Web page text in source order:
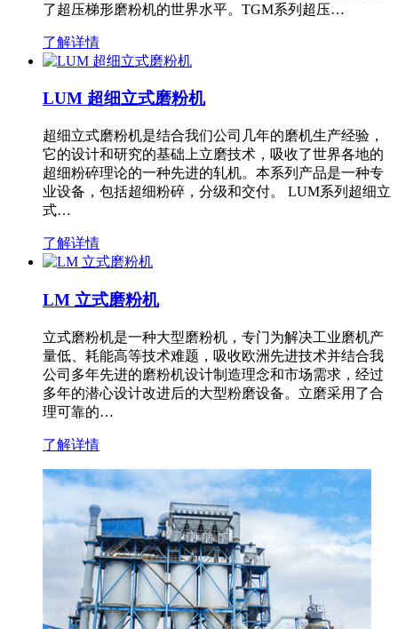
了超压梯形磨粉机的世界水平。TGM系列超压…
了解详情
LUM 超细立式磨粉机
超细立式磨粉机是结合我们公司几年的磨机生产经验，
它的设计和研究的基础上立磨技术，吸收了世界各地的
超细粉碎理论的一种先进的轧机。本系列产品是一种专
业设备，包括超细粉碎，分级和交付。 LUM系列超细立
式…
了解详情
LM 立式磨粉机
立式磨粉机是一种大型磨粉机，专门为解决工业磨机产
量低、耗能高等技术难题，吸收欧洲先进技术并结合我
公司多年先进的磨粉机设计制造理念和市场需求，经过
多年的潜心设计改进后的大型粉磨设备。立磨采用了合
理可靠的…
了解详情